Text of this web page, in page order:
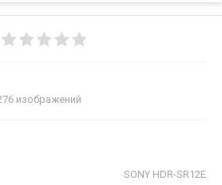
изображений
SONY HDR-SR12E